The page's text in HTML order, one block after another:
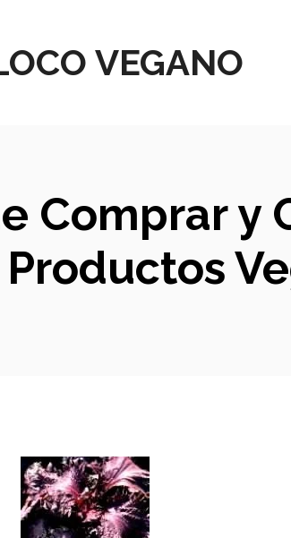
VEGANO
Comprar y